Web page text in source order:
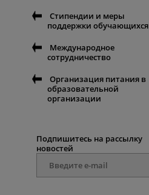
Стипендии и меры
поддержки обучающихся
Международное
сотрудничество
Организация питания в
образовательной
организации
Подпишитесь на рассылку
новостей